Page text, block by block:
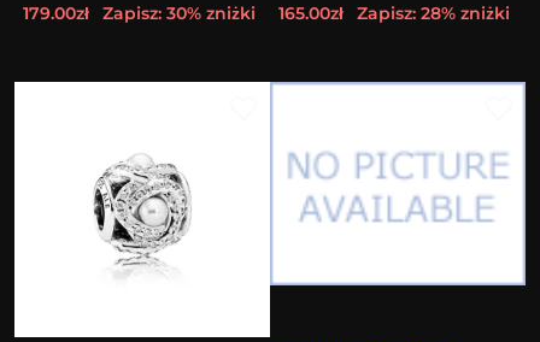
179.00zł
Zapisz: 30% zniżki
165.00zł
Zapisz: 28% zniżki